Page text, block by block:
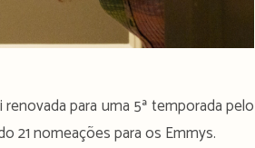
para uma 5ª temporada pelo
21 nomeações para os Emmys.